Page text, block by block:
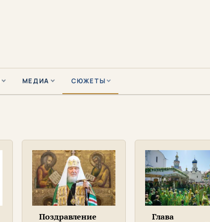
МЕДИА СЮЖЕТЫ
Поздравление
Глава